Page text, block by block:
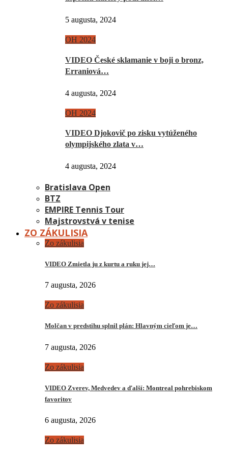
5 augusta, 2024
OH 2024
VIDEO České sklamanie v boji o bronz,
Erraniová…
4 augusta, 2024
OH 2024
VIDEO Djokovič po zisku vytúženého
olympijského zlata v…
4 augusta, 2024
Bratislava Open
BTZ
EMPIRE Tennis Tour
Majstrovstvá v tenise
ZO ZÁKULISIA
Zo zákulisia
VIDEO Zmietla ju z kurtu a ruku jej…
7 augusta, 2026
Zo zákulisia
Molčan v predstihu splnil plán: Hlavným cieľom je…
7 augusta, 2026
Zo zákulisia
VIDEO Zverev, Medvedev a ďalší: Montreal pohrebiskom
favoritov
6 augusta, 2026
Zo zákulisia